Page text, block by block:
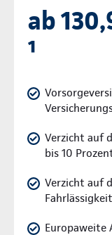
ab
¹
Verzicht auf
bis 10
Verzicht auf
Europaweite